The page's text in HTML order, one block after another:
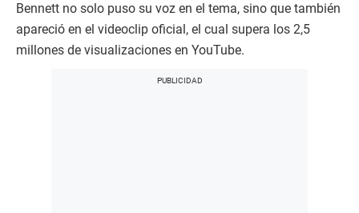
Bennett no solo puso su voz en el tema, sino que también
apareció en el videoclip oficial, el cual supera los 2,5
millones de visualizaciones en YouTube.